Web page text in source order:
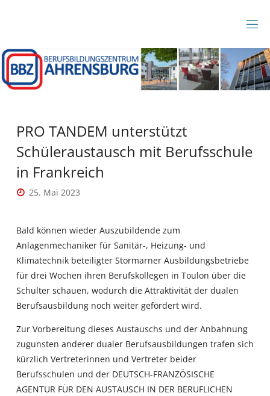
BZ
A
HR
B
R
PRO TANDEM unterstützt
Schüleraustausch mit Berufsschule
in Frankreich
25. Mai 2023
Bald können wieder Auszubildende zum
Anlagenmechaniker für Sanitär-, Heizung- und
Klimatechnik beteiligter Stormarner Ausbildungsbetriebe
für drei Wochen ihren Berufskollegen in Toulon über die
Schulter schauen, wodurch die Attraktivität der dualen
Berufsausbildung noch weiter gefördert wird.
Zur Vorbereitung dieses Austauschs und der Anbahnung
zugunsten anderer dualer Berufsausbildungen trafen sich
kürzlich Vertreterinnen und Vertreter beider
Berufsschulen und der DEUTSCH-FRANZÖSISCHE
AGENTUR FÜR DEN AUSTAUSCH IN DER BERUFLICHEN